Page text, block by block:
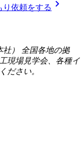
り依頼をする chevron_right
社） 全国各地の拠
現場見学会、各種イ
ださい。